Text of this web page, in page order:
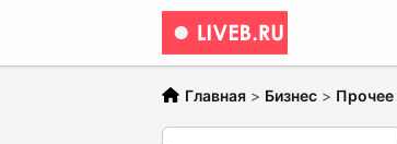
Главная > Бизнес > Прочее